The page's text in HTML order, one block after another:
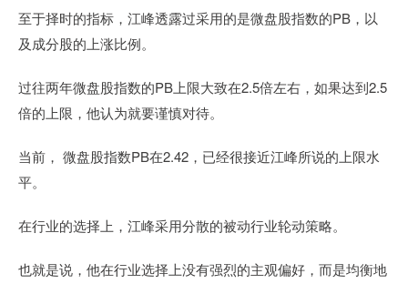
至于择时的指标，江峰透露过采用的是微盘股指数的PB，以
及成分股的上涨比例。
过往两年微盘股指数的PB上限大致在2.5倍左右，如果达到2.5
倍的上限，他认为就要谨慎对待。
当前， 微盘股指数PB在2.42，已经很接近江峰所说的上限水
平。
在行业的选择上，江峰采用分散的被动行业轮动策略。
也就是说，他在行业选择上没有强烈的主观偏好，而是均衡地